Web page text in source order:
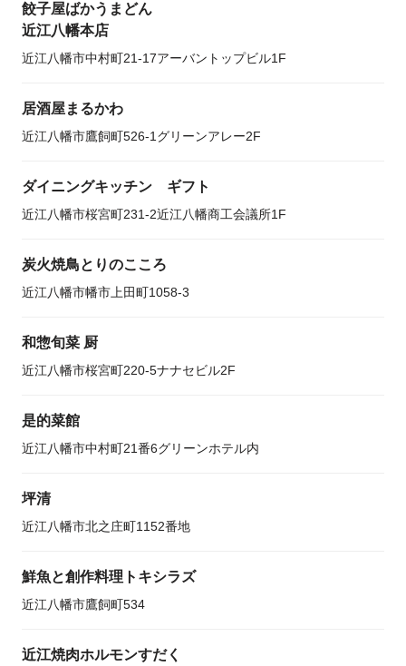
餃子屋ばかうまどん
近江八幡本店
近江八幡市中村町21-17アーバントップビル1F
居酒屋まるかわ
近江八幡市鷹飼町526-1グリーンアレー2F
ダイニングキッチン ギフト
近江八幡市桜宮町231-2近江八幡商工会議所1F
炭火焼鳥とりのこころ
近江八幡市幡市上田町1058-3
和惣旬菜 厨
近江八幡市桜宮町220-5ナナセビル2F
是的菜館
近江八幡市中村町21番6グリーンホテル内
坪清
近江八幡市北之庄町1152番地
鮮魚と創作料理トキシラズ
近江八幡市鷹飼町534
近江焼肉ホルモンすだく